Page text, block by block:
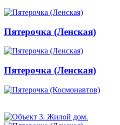
Пятерочка (Ленская)
Пятерочка (Ленская)